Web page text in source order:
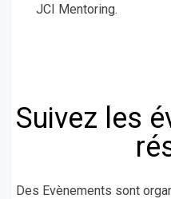
JCI Mentoring.
Suivez les
Des Evènements sont